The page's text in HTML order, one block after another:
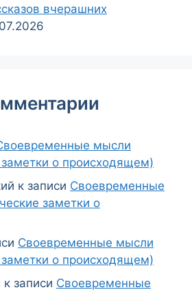
вчерашних
мысли
о происходящем)
к записи Своевременные
заметки о
Своевременные мысли
о происходящем)
к записи Своевременные